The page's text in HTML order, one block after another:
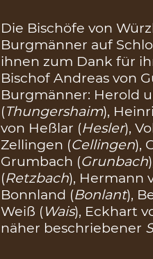
Die Bischöfe von
Burgmänner auf
ihnen zum Dank für
Bischof Andreas von
Burgmänner: Herold
(Thungershaim),
von Heßlar (Hesler),
Zellingen (Cellingen),
Grumbach (Grunbach
(Retzbach), Hermann
Bonnland (Bonlant),
Weiß (Wais), Eckhart
näher beschriebener